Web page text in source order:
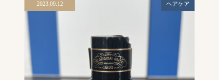
2023.09.12 ヘアケア